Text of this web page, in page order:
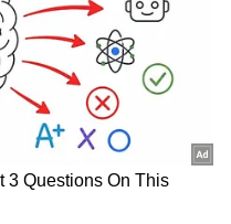
ಒಳಗೆ ಸೇವಿಸಬೇಕು.
ಉಂಟುಮಾಡಬಹುದು.